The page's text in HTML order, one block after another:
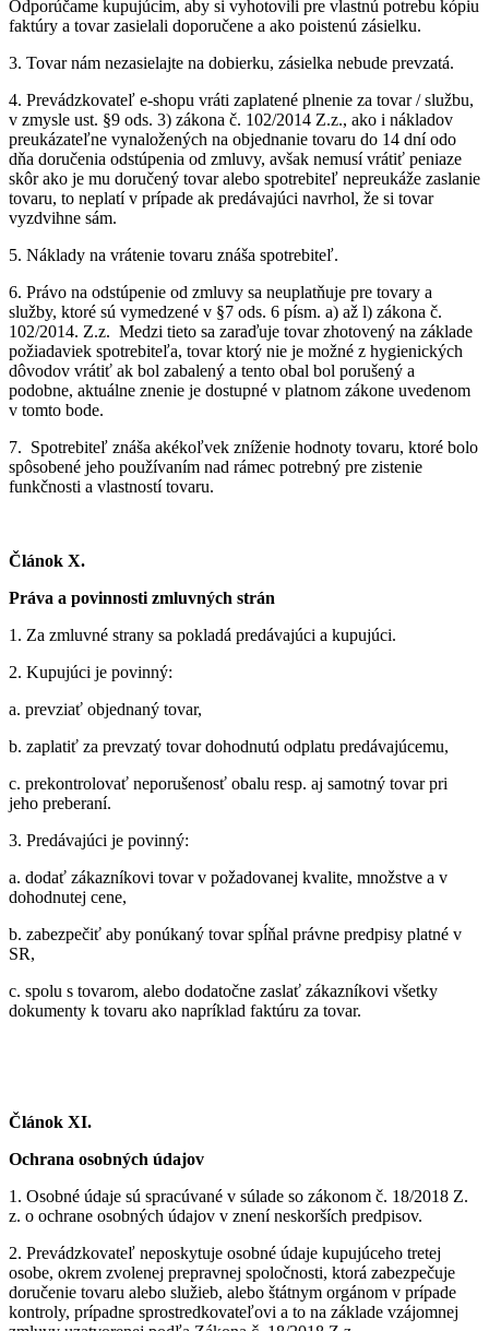
Odporúčame kupujúcim, aby si vyhotovili pre vlastnú potrebu kópiu
faktúry a tovar zasielali doporučene a ako poistenú zásielku.
3. Tovar nám nezasielajte na dobierku, zásielka nebude prevzatá.
4. Prevádzkovateľ e-shopu vráti zaplatené plnenie za tovar / službu,
v zmysle ust. §9 ods. 3) zákona č. 102/2014 Z.z., ako i nákladov
preukázateľne vynaložených na objednanie tovaru do 14 dní odo
dňa doručenia odstúpenia od zmluvy, avšak nemusí vrátiť peniaze
skôr ako je mu doručený tovar alebo spotrebiteľ nepreukáže zaslanie
tovaru, to neplatí v prípade ak predávajúci navrhol, že si tovar
vyzdvihne sám.
5. Náklady na vrátenie tovaru znáša spotrebiteľ.
6. Právo na odstúpenie od zmluvy sa neuplatňuje pre tovary a
služby, ktoré sú vymedzené v §7 ods. 6 písm. a) až l) zákona č.
102/2014. Z.z. Medzi tieto sa zaraďuje tovar zhotovený na základe
požiadaviek spotrebiteľa, tovar ktorý nie je možné z hygienických
dôvodov vrátiť ak bol zabalený a tento obal bol porušený a
podobne, aktuálne znenie je dostupné v platnom zákone uvedenom
v tomto bode.
7. Spotrebiteľ znáša akékoľvek zníženie hodnoty tovaru, ktoré bolo
spôsobené jeho používaním nad rámec potrebný pre zistenie
funkčnosti a vlastností tovaru.
Článok X.
Práva a povinnosti zmluvných strán
1. Za zmluvné strany sa pokladá predávajúci a kupujúci.
2. Kupujúci je povinný:
a. prevziať objednaný tovar,
b. zaplatiť za prevzatý tovar dohodnutú odplatu predávajúcemu,
c. prekontrolovať neporušenosť obalu resp. aj samotný tovar pri
jeho preberaní.
3. Predávajúci je povinný:
a. dodať zákazníkovi tovar v požadovanej kvalite, množstve a v
dohodnutej cene,
b. zabezpečiť aby ponúkaný tovar spĺňal právne predpisy platné v
SR,
c. spolu s tovarom, alebo dodatočne zaslať zákazníkovi všetky
dokumenty k tovaru ako napríklad faktúru za tovar.
Článok XI.
Ochrana osobných údajov
1. Osobné údaje sú spracúvané v súlade so zákonom č. 18/2018 Z.
z. o ochrane osobných údajov v znení neskorších predpisov.
2. Prevádzkovateľ neposkytuje osobné údaje kupujúceho tretej
osobe, okrem zvolenej prepravnej spoločnosti, ktorá zabezpečuje
doručenie tovaru alebo služieb, alebo štátnym orgánom v prípade
kontroly, prípadne sprostredkovateľovi a to na základe vzájomnej